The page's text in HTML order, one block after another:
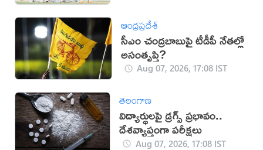
ఆంధ్రప్రదేశ్
సీఎం చంద్రబాబుపై టీడీపీ నేతల్లో
అసంతృప్తి?
Aug 07, 2026, 17:08 IST
తెలంగాణ
విద్యార్థులపై డ్రగ్స్ ప్రభావం..
దేశవ్యాప్తంగా పరీక్షలు
Aug 07, 2026, 17:08 IST